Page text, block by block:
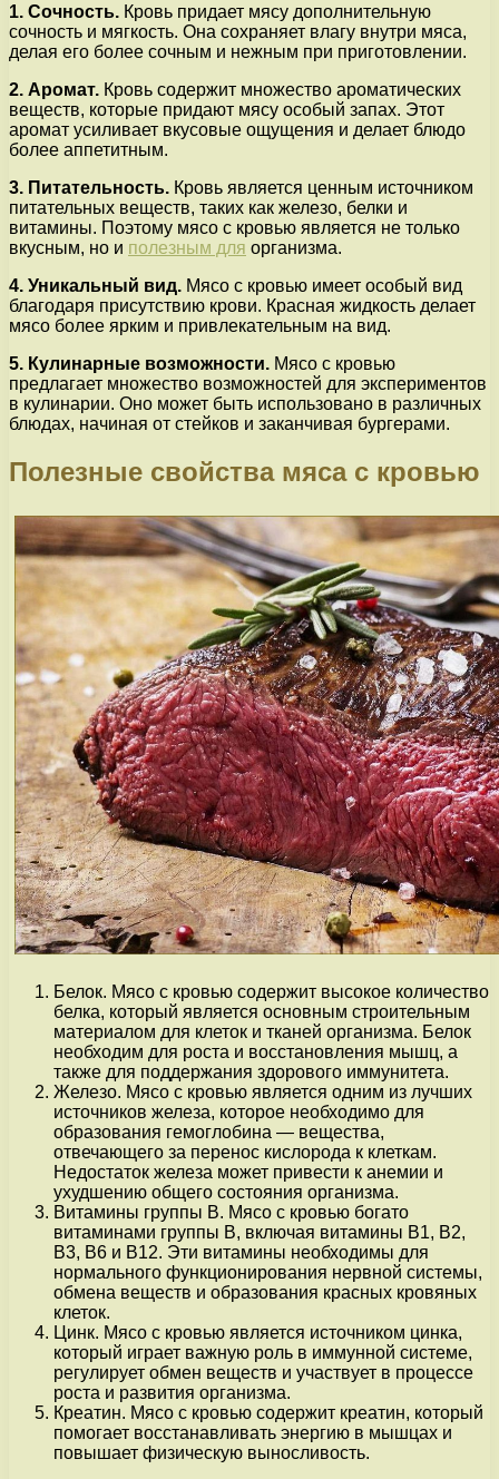
1. Сочность. Кровь придает мясу дополнительную
сочность и мягкость. Она сохраняет влагу внутри мяса,
делая его более сочным и нежным при приготовлении.
2. Аромат. Кровь содержит множество ароматических
веществ, которые придают мясу особый запах. Этот
аромат усиливает вкусовые ощущения и делает блюдо
более аппетитным.
3. Питательность. Кровь является ценным источником
питательных веществ, таких как железо, белки и
витамины. Поэтому мясо с кровью является не только
вкусным, но и полезным для организма.
4. Уникальный вид. Мясо с кровью имеет особый вид
благодаря присутствию крови. Красная жидкость делает
мясо более ярким и привлекательным на вид.
5. Кулинарные возможности. Мясо с кровью
предлагает множество возможностей для экспериментов
в кулинарии. Оно может быть использовано в различных
блюдах, начиная от стейков и заканчивая бургерами.
Полезные свойства мяса с кровью
Белок. Мясо с кровью содержит высокое количество
белка, который является основным строительным
материалом для клеток и тканей организма. Белок
необходим для роста и восстановления мышц, а
также для поддержания здорового иммунитета.
Железо. Мясо с кровью является одним из лучших
источников железа, которое необходимо для
образования гемоглобина — вещества,
отвечающего за перенос кислорода к клеткам.
Недостаток железа может привести к анемии и
ухудшению общего состояния организма.
Витамины группы В. Мясо с кровью богато
витаминами группы В, включая витамины В1, В2,
В3, В6 и В12. Эти витамины необходимы для
нормального функционирования нервной системы,
обмена веществ и образования красных кровяных
клеток.
Цинк. Мясо с кровью является источником цинка,
который играет важную роль в иммунной системе,
регулирует обмен веществ и участвует в процессе
роста и развития организма.
Креатин. Мясо с кровью содержит креатин, который
помогает восстанавливать энергию в мышцах и
повышает физическую выносливость.